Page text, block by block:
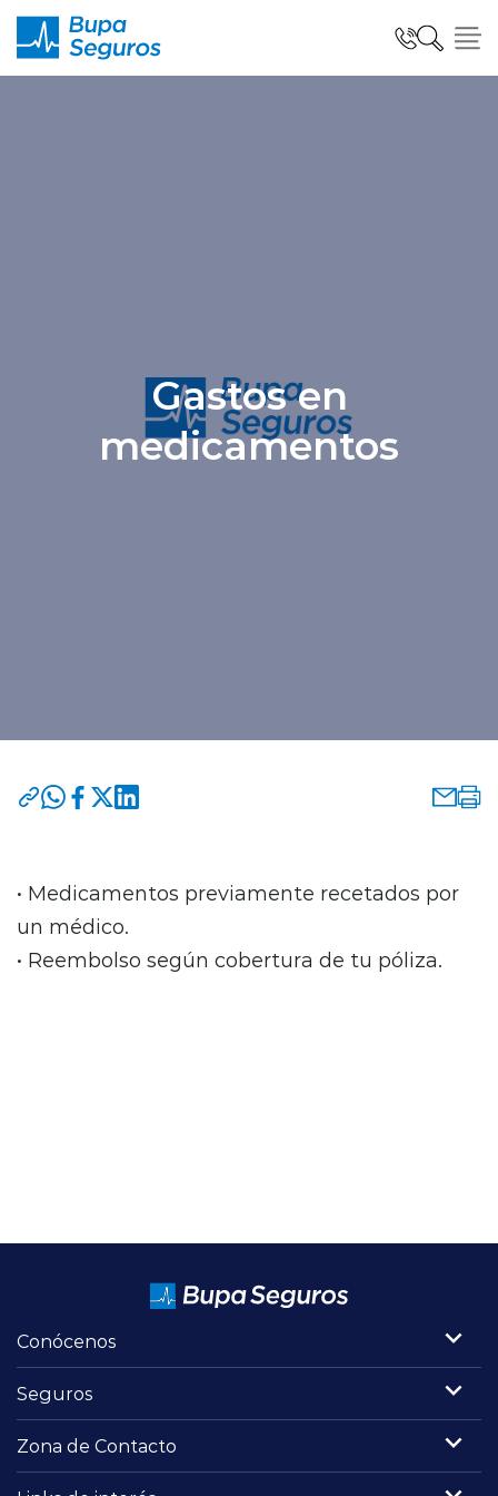
Centro de AyudaGastos en
medicamentos
• Medicamentos previamente recetados por
un médico.
• Reembolso según cobertura de tu póliza.
Conócenos
Seguros
Zona de Contacto